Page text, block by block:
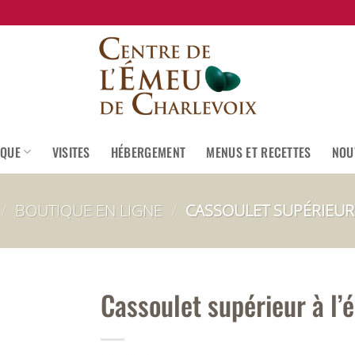
VISITES HÉBERGEMENT MENUS ET RECETTES
/ BOUTIQUE EN LIGNE / CASSOULET
Cassoulet supérieur à